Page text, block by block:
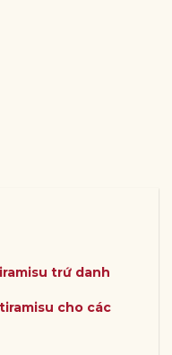
trứ danh
cho các